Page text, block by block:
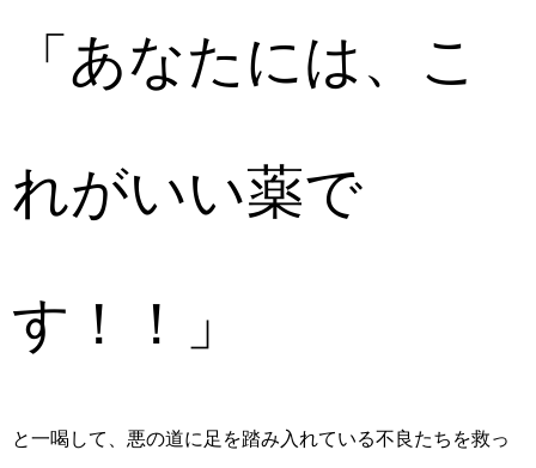
「あなたには、こ
れがいい薬で
す！！」
と一喝して、悪の道に足を踏み入れている不良たちを救っ